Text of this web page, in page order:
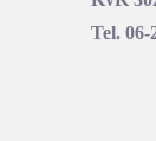
Tel. 06-